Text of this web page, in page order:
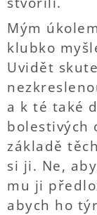
Mým
klubko
Uvidět
a k té také
bolestivých
základě
si ji. Ne,
mu ji
abych ho